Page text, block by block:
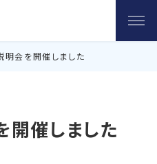
明会を開催しました
開催しました